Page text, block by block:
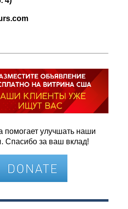
.com
помогает улучшать наши
Спасибо за ваш вклад!